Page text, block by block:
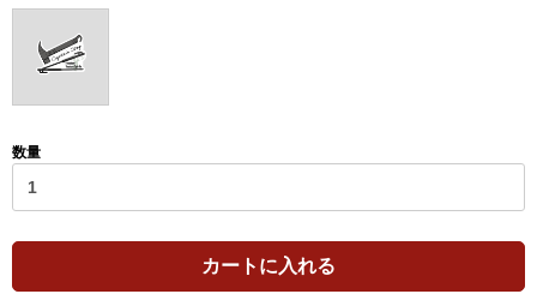
数量
カートに入れる